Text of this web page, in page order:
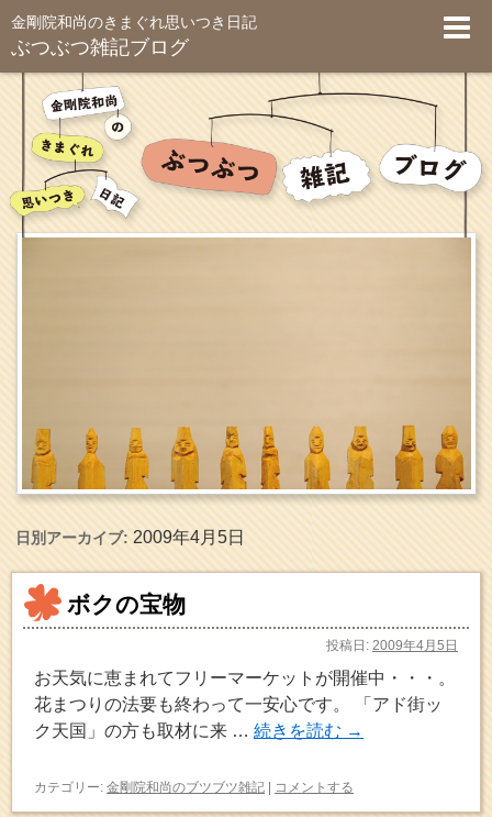
金剛院和尚のきまぐれ思いつき日記
ぶつぶつ雑記ブログ
日別アーカイブ:2009年4月5日
ボクの宝物
投稿日: 2009年4月5日
お天気に恵まれてフリーマーケットが開催中・・・。
花まつりの法要も終わって一安心です。 「アド街ッ
ク天国」の方も取材に来 … 続きを読む →
カテゴリー: 金剛院和尚のブツブツ雑記 | コメントする